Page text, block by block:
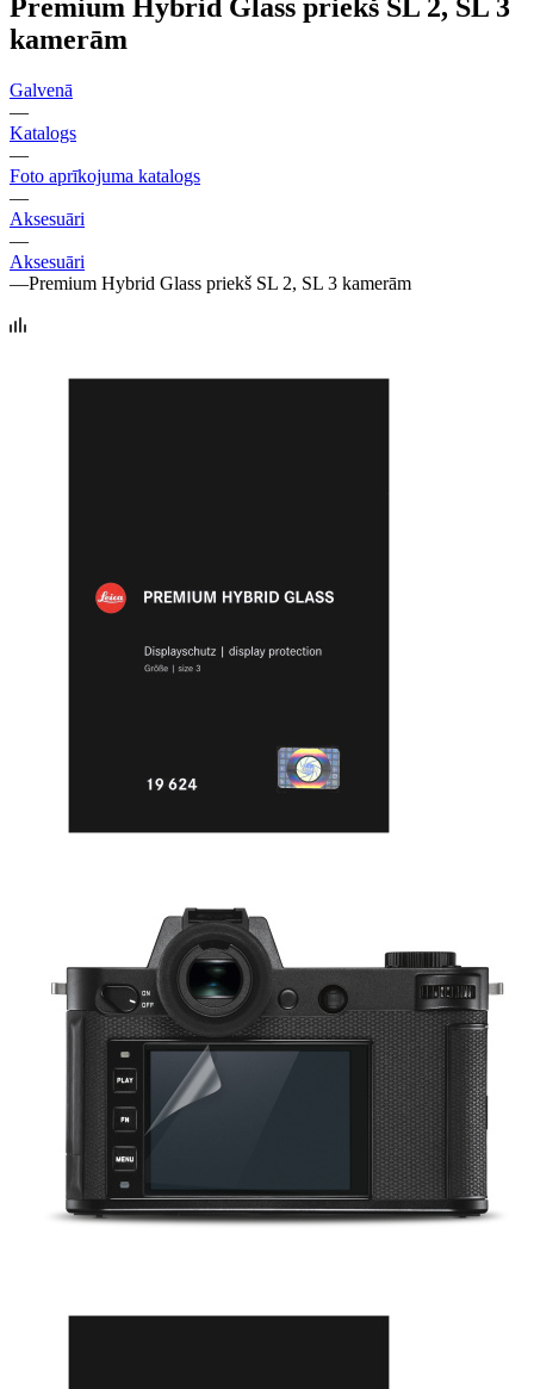
Premium Hybrid Glass priekš SL 2, SL 3
kamerām
Galvenā
—
Katalogs
—
Foto aprīkojuma katalogs
—
Aksesuāri
—
Aksesuāri
—Premium Hybrid Glass priekš SL 2, SL 3 kamerām